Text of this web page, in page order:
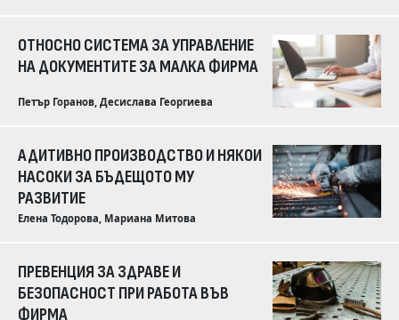
ОТНОСНО СИСТЕМА ЗА УПРАВЛЕНИЕ
НА ДОКУМЕНТИТЕ ЗА МАЛКА ФИРМА
Петър Горанов, Десислава Георгиева
АДИТИВНО ПРОИЗВОДСТВО И НЯКОИ
НАСОКИ ЗА БЪДЕЩОТО МУ
РАЗВИТИЕ
Елена Тодорова, Мариана Митова
ПРЕВЕНЦИЯ ЗА ЗДРАВЕ И
БЕЗОПАСНОСТ ПРИ РАБОТА ВЪВ
ФИРМА